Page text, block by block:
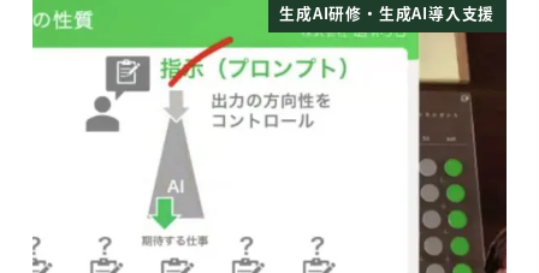
生成AI研修・生成AI導入支援